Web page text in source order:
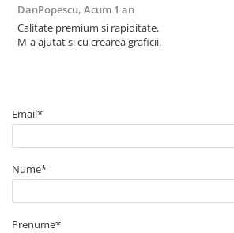
DanPopescu, Acum 1 an
Calitate premium si rapiditate.
M-a ajutat si cu crearea graficii.
Email*
Nume*
Prenume*